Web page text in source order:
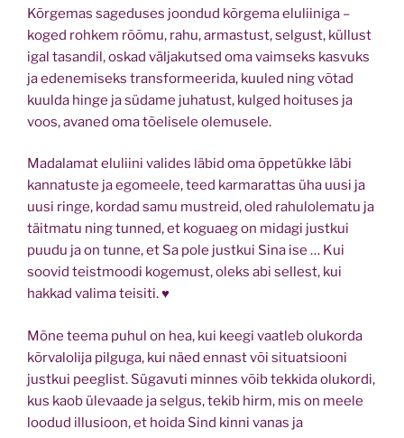
Kõrgemas sageduses joondud kõrgema eluliiniga –
koged rohkem rõõmu, rahu, armastust, selgust, küllust
igal tasandil, oskad väljakutsed oma vaimseks kasvuks
ja edenemiseks transformeerida, kuuled ning võtad
kuulda hinge ja südame juhatust, kulged hoituses ja
voos, avaned oma tõelisele olemusele.
Madalamat eluliini valides läbid oma õppetükke läbi
kannatuste ja egomeele, teed karmarattas üha uusi ja
uusi ringe, kordad samu mustreid, oled rahulolematu ja
täitmatu ning tunned, et koguaeg on midagi justkui
puudu ja on tunne, et Sa pole justkui Sina ise … Kui
soovid teistmoodi kogemust, oleks abi sellest, kui
hakkad valima teisiti. ♥
Mõne teema puhul on hea, kui keegi vaatleb olukorda
kõrvalolija pilguga, kui näed ennast või situatsiooni
justkui peeglist. Sügavuti minnes võib tekkida olukordi,
kus kaob ülevaade ja selgus, tekib hirm, mis on meele
loodud illusioon, et hoida Sind kinni vanas ja